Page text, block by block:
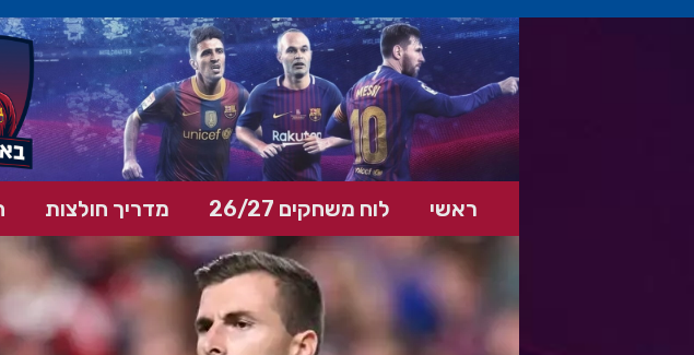
ראשי לוח משחקים 26/27 מדריך חולצות